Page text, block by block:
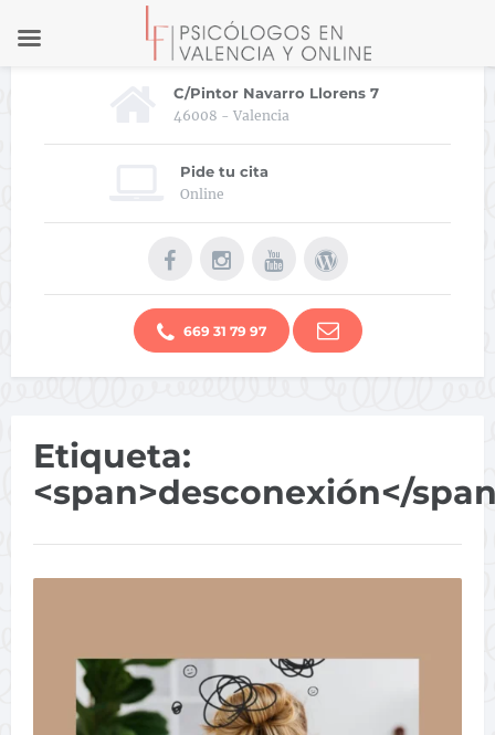
C/Pintor Navarro Llorens 7
46008 - Valencia
Pide tu cita
Online
669 31 79 97
Etiqueta:
<span>desconexión</